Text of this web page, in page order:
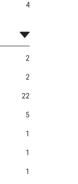
4
2
2
22
5
1
1
1